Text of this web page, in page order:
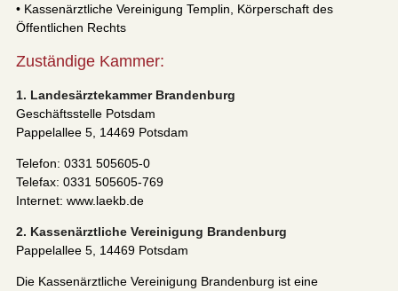
• Kassenärztliche Vereinigung Templin, Körperschaft des
Öffentlichen Rechts
Zuständige Kammer:
1. Landesärztekammer Brandenburg
Geschäftsstelle Potsdam
Pappelallee 5, 14469 Potsdam
Telefon: 0331 505605-0
Telefax: 0331 505605-769
Internet: www.laekb.de
2. Kassenärztliche Vereinigung Brandenburg
Pappelallee 5, 14469 Potsdam
Die Kassenärztliche Vereinigung Brandenburg ist eine